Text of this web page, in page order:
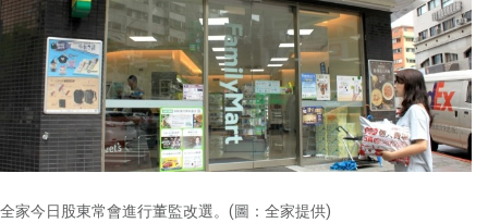
全家今日股東常會進行董監改選。(圖：全家提供)